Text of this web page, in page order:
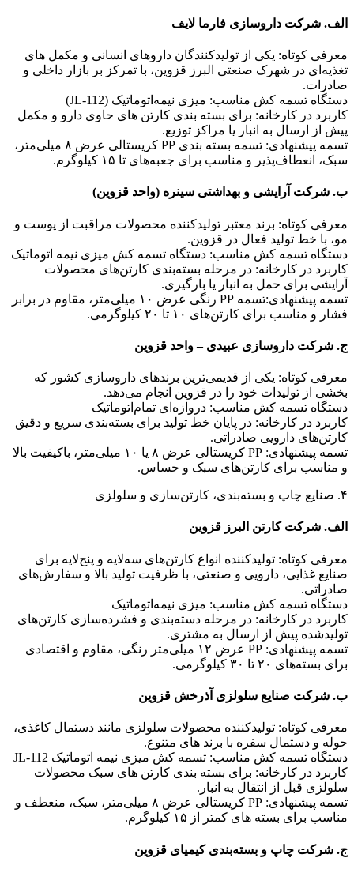
الف. شرکت داروسازی فارما لایف
معرفی کوتاه: یکی از تولیدکنندگان داروهای انسانی و مکمل‌ های
تغذیه‌ای در شهرک صنعتی البرز قزوین، با تمرکز بر بازار داخلی و
صادرات.
دستگاه تسمه کش مناسب: میزی نیمه‌اتوماتیک (JL-112)
کاربرد در کارخانه: برای بسته‌ بندی کارتن‌ های حاوی دارو و مکمل
پیش از ارسال به انبار یا مراکز توزیع.
تسمه پیشنهادی: تسمه بسته بندی PP کریستالی عرض ۸ میلی‌متر،
سبک، انعطاف‌پذیر و مناسب برای جعبه‌های تا ۱۵ کیلوگرم.
ب. شرکت آرایشی و بهداشتی سینره (واحد قزوین)
معرفی کوتاه: برند معتبر تولیدکننده محصولات مراقبت از پوست و
مو، با خط تولید فعال در قزوین.
دستگاه تسمه کش مناسب: دستگاه تسمه کش میزی نیمه‌ اتوماتیک
کاربرد در کارخانه: در مرحله بسته‌بندی کارتن‌های محصولات
آرایشی برای حمل به انبار یا بارگیری.
تسمه پیشنهادی:تسمه PP رنگی عرض ۱۰ میلی‌متر، مقاوم در برابر
فشار و مناسب برای کارتن‌های ۱۰ تا ۲۰ کیلوگرمی.
ج. شرکت داروسازی عبیدی – واحد قزوین
معرفی کوتاه: یکی از قدیمی‌ترین برندهای داروسازی کشور که
بخشی از تولیدات خود را در قزوین انجام می‌دهد.
دستگاه تسمه کش مناسب: دروازه‌ای تمام‌اتوماتیک
کاربرد در کارخانه: در پایان خط تولید برای بسته‌بندی سریع و دقیق
کارتن‌های دارویی صادراتی.
تسمه پیشنهادی: PP کریستالی عرض ۸ یا ۱۰ میلی‌متر، باکیفیت بالا
و مناسب برای کارتن‌های سبک و حساس.
۴. صنایع چاپ و بسته‌بندی، کارتن‌سازی و سلولزی
الف. شرکت کارتن البرز قزوین
معرفی کوتاه: تولیدکننده انواع کارتن‌های سه‌لایه و پنج‌لایه برای
صنایع غذایی، دارویی و صنعتی، با ظرفیت تولید بالا و سفارش‌های
صادراتی.
دستگاه تسمه کش مناسب: میزی نیمه‌اتوماتیک
کاربرد در کارخانه: در مرحله دسته‌بندی و فشرده‌سازی کارتن‌های
تولیدشده پیش از ارسال به مشتری.
تسمه پیشنهادی: PP عرض ۱۲ میلی‌متر رنگی، مقاوم و اقتصادی
برای بسته‌های ۲۰ تا ۳۰ کیلوگرمی.
ب. شرکت صنایع سلولزی آذرخش قزوین
معرفی کوتاه: تولیدکننده محصولات سلولزی مانند دستمال کاغذی،
حوله و دستمال سفره با برند های متنوع.
دستگاه تسمه کش مناسب: تسمه کش میزی نیمه‌ اتوماتیک JL-112
کاربرد در کارخانه: برای بسته‌ بندی کارتن‌ های سبک محصولات
سلولزی قبل از انتقال به انبار.
تسمه پیشنهادی: PP کریستالی عرض ۸ میلی‌متر، سبک، منعطف و
مناسب برای بسته‌ های کمتر از ۱۵ کیلوگرم.
ج. شرکت چاپ و بسته‌بندی کیمیای قزوین